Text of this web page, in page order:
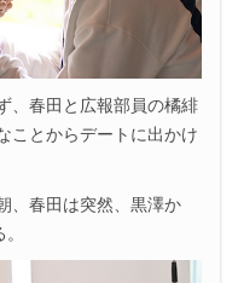
、春田と広報部員の橘緋
ことからデートに出かけ
、春田は突然、黒澤か